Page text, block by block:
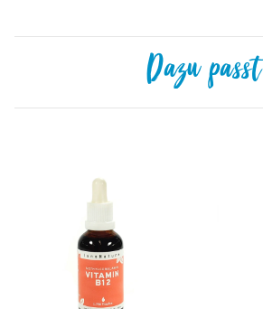
Dazu passt